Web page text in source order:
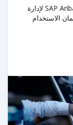
سوف نوضح لك كيفية تكييف إدارة فواتير SAP Ariba لإدارة
الاستخدام